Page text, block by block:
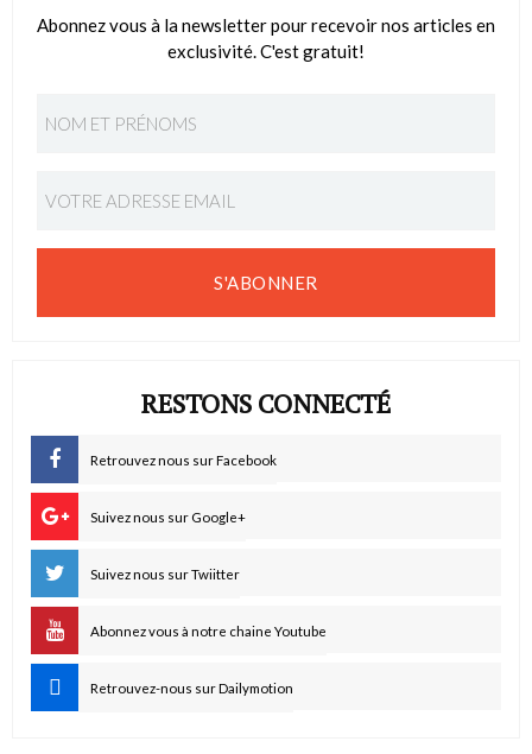
Abonnez vous à la newsletter pour recevoir nos articles en
exclusivité. C'est gratuit!
S'ABONNER
RESTONS CONNECTÉ
Retrouvez nous sur Facebook
Suivez nous sur Google+
Suivez nous sur Twiitter
Abonnez vous à notre chaine Youtube
Retrouvez-nous sur Dailymotion